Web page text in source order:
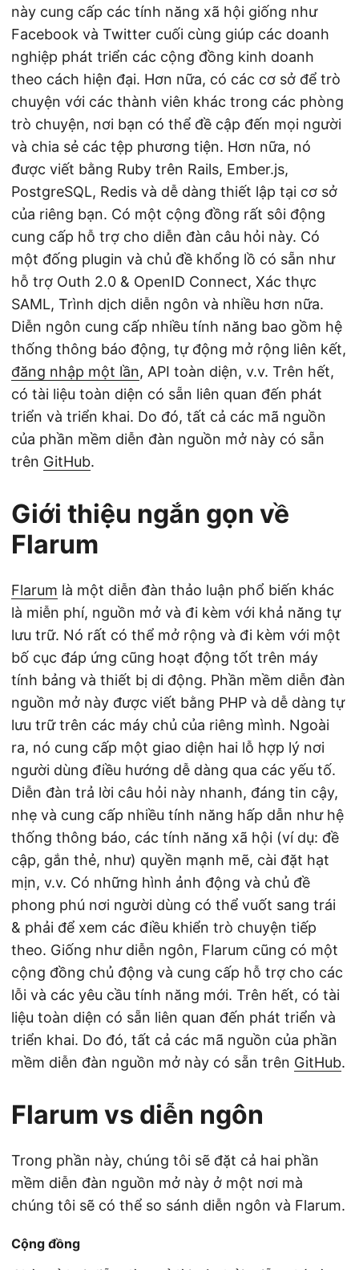
này cung cấp các tính năng xã hội giống như
Facebook và Twitter cuối cùng giúp các doanh
nghiệp phát triển các cộng đồng kinh doanh
theo cách hiện đại. Hơn nữa, có các cơ sở để trò
chuyện với các thành viên khác trong các phòng
trò chuyện, nơi bạn có thể đề cập đến mọi người
và chia sẻ các tệp phương tiện. Hơn nữa, nó
được viết bằng Ruby trên Rails, Ember.js,
PostgreSQL, Redis và dễ dàng thiết lập tại cơ sở
của riêng bạn. Có một cộng đồng rất sôi động
cung cấp hỗ trợ cho diễn đàn câu hỏi này. Có
một đống plugin và chủ đề khổng lồ có sẵn như
hỗ trợ Outh 2.0 & OpenID Connect, Xác thực
SAML, Trình dịch diễn ngôn và nhiều hơn nữa.
Diễn ngôn cung cấp nhiều tính năng bao gồm hệ
thống thông báo động, tự động mở rộng liên kết,
đăng nhập một lần, API toàn diện, v.v. Trên hết,
có tài liệu toàn diện có sẵn liên quan đến phát
triển và triển khai. Do đó, tất cả các mã nguồn
của phần mềm diễn đàn nguồn mở này có sẵn
trên GitHub.
Giới thiệu ngắn gọn về
Flarum
Flarum là một diễn đàn thảo luận phổ biến khác
là miễn phí, nguồn mở và đi kèm với khả năng tự
lưu trữ. Nó rất có thể mở rộng và đi kèm với một
bố cục đáp ứng cũng hoạt động tốt trên máy
tính bảng và thiết bị di động. Phần mềm diễn đàn
nguồn mở này được viết bằng PHP và dễ dàng tự
lưu trữ trên các máy chủ của riêng mình. Ngoài
ra, nó cung cấp một giao diện hai lỗ hợp lý nơi
người dùng điều hướng dễ dàng qua các yếu tố.
Diễn đàn trả lời câu hỏi này nhanh, đáng tin cậy,
nhẹ và cung cấp nhiều tính năng hấp dẫn như hệ
thống thông báo, các tính năng xã hội (ví dụ: đề
cập, gắn thẻ, như) quyền mạnh mẽ, cài đặt hạt
mịn, v.v. Có những hình ảnh động và chủ đề
phong phú nơi người dùng có thể vuốt sang trái
& phải để xem các điều khiển trò chuyện tiếp
theo. Giống như diễn ngôn, Flarum cũng có một
cộng đồng chủ động và cung cấp hỗ trợ cho các
lỗi và các yêu cầu tính năng mới. Trên hết, có tài
liệu toàn diện có sẵn liên quan đến phát triển và
triển khai. Do đó, tất cả các mã nguồn của phần
mềm diễn đàn nguồn mở này có sẵn trên GitHub.
Flarum vs diễn ngôn
Trong phần này, chúng tôi sẽ đặt cả hai phần
mềm diễn đàn nguồn mở này ở một nơi mà
chúng tôi sẽ có thể so sánh diễn ngôn và Flarum.
Cộng đồng